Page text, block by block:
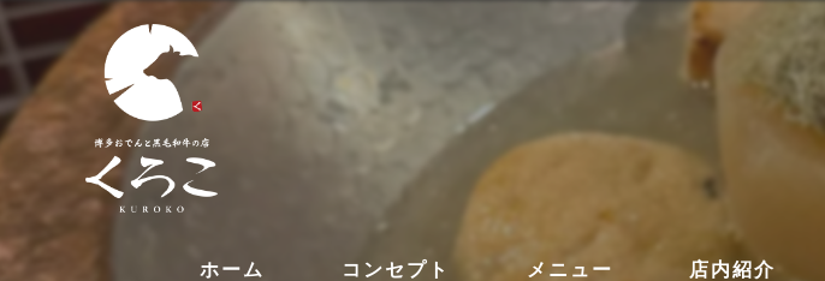
ホーム コンセプト メニュー 店内紹介